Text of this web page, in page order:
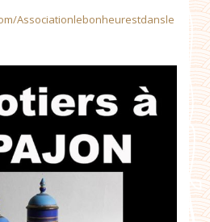
Associationlebonheurestdansle